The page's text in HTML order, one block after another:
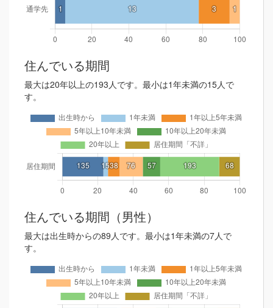
住んでいる期間
最大は20年以上の193人です。最小は1年未満の15人で
す。
住んでいる期間（男性）
最大は出生時からの89人です。最小は1年未満の7人で
す。